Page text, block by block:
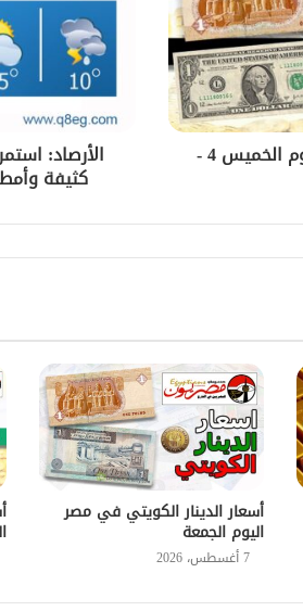
أسعار الدولار في مصر اليوم الخميس 4 - الأرصاد:
كثيفة
أسعار الدينار الكويتي في مصر
اليوم الجمعة
7 أغسطس، 2026